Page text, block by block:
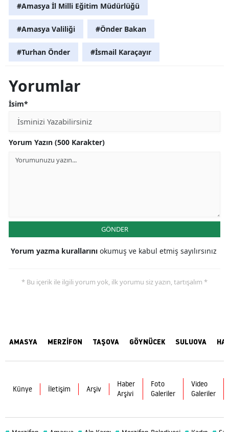
#Amasya İl Milli Eğitim Müdürlüğü
#Amasya Valiliği #Önder Bakan
#Turhan Önder #İsmail Karaçayır
Yorumlar
İsim*
Yorum Yazın (500 Karakter)
GÖNDER
Yorum yazma kurallarını okumuş ve kabul etmiş sayılırsınız
* Bu içerik ile ilgili yorum yok, ilk yorumu siz yazın, tartışalım *
AMASYA MERZİFON TAŞOVA GÖYNÜCEK SULUOVA
Künye İletişim Arşiv
Haber
Arşivi
Foto
Galeriler
Video
Galeriler